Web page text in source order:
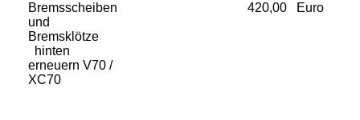
Bremsscheiben
und
Bremsklötze
hinten
erneuern V70 /
XC70
420,00 Euro